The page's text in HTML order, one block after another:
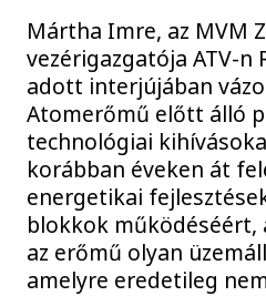
Mártha Imre, az MVM
vezérigazgatója ATV-n
adott interjújában
Atomerőmű előtt álló
technológiai
korábban éveken át
energetikai
blokkok működéséért,
az erőmű olyan
amelyre eredetileg